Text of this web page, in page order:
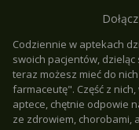
Codziennie w aptekach
swoich pacjentów, dzieląc
teraz możesz mieć do
farmaceutę". Część z
aptece, chętnie odpowie
ze zdrowiem, chorobami,